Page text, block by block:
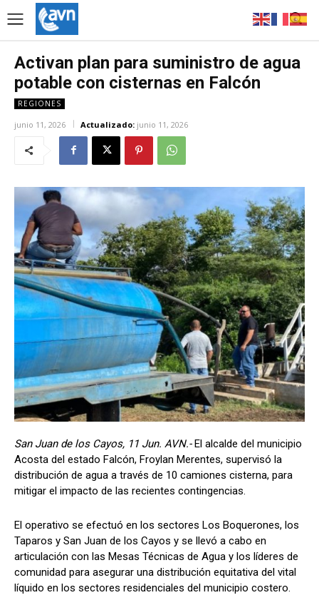
Activan plan para suministro de agua
potable con cisternas en Falcón
REGIONES
junio 11, 2026 Actualizado: junio 11, 2026
San Juan de los Cayos, 11 Jun. AVN.-El alcalde del municipio
Acosta del estado Falcón, Froylan Merentes, supervisó la
distribución de agua a través de 10 camiones cisterna, para
mitigar el impacto de las recientes contingencias.
El operativo se efectuó en los sectores Los Boquerones, los
Taparos y San Juan de los Cayos y se llevó a cabo en
articulación con las Mesas Técnicas de Agua y los líderes de
comunidad para asegurar una distribución equitativa del vital
líquido en los sectores residenciales del municipio costero.